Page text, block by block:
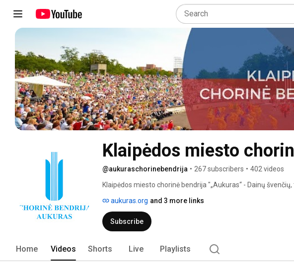
Klaipėdos miesto
@aukuraschorinebendrija • 267 subscribers • 402 videos
Klaipėdos miesto chorinė bendrija "„Aukuras“ - Dainų
aukuras.org and 3 more links
Subscribe
Home Videos Shorts Live Playlists